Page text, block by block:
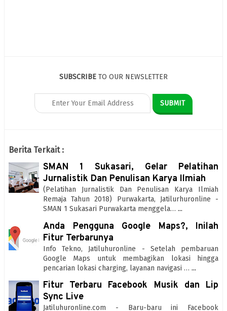
SUBSCRIBE TO OUR NEWSLETTER
Berita Terkait :
SMAN 1 Sukasari, Gelar Pelatihan
Jurnalistik Dan Penulisan Karya Ilmiah
(Pelatihan Jurnalistik Dan Penulisan Karya Ilmiah
Remaja Tahun 2018) Purwakarta, Jatilurhuronline -
SMAN 1 Sukasari Purwakarta menggela… ...
Anda Pengguna Google Maps?, Inilah
Fitur Terbarunya
Info Tekno, Jatiluhuronline - Setelah pembaruan
Google Maps untuk membagikan lokasi hingga
pencarian lokasi charging, layanan navigasi … ...
Fitur Terbaru Facebook Musik dan Lip
Sync Live
Jatiluhuronline.com - Baru-baru ini Facebook